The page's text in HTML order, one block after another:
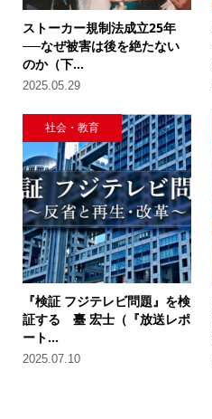
ストーカー規制法成立25年
──なぜ被害は後を絶たない
のか（下...
2025.05.29
社会・教育
『検証 フジテレビ問題』を検
証する 臺 宏士（『放送レポ
ート...
2025.07.10